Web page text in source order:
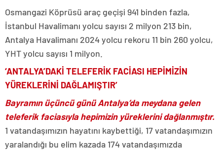
Osmangazi Köprüsü araç geçişi 941 binden fazla,
İstanbul Havalimanı yolcu sayısı 2 milyon 213 bin,
Antalya Havalimanı 2024 yolcu rekoru 11 bin 260 yolcu,
YHT yolcu sayısı 1 milyon.
‘ANTALYA’DAKİ TELEFERİK FACİASI HEPİMİZİN
YÜREKLERİNİ DAĞLAMIŞTIR’
Bayramın üçüncü günü Antalya’da meydana gelen
teleferik faciasıyla hepimizin yüreklerini dağlanmıştır.
1 vatandaşımızın hayatını kaybettiği, 17 vatandaşımızın
yaralandığı bu elim kazada 174 vatandaşımızda